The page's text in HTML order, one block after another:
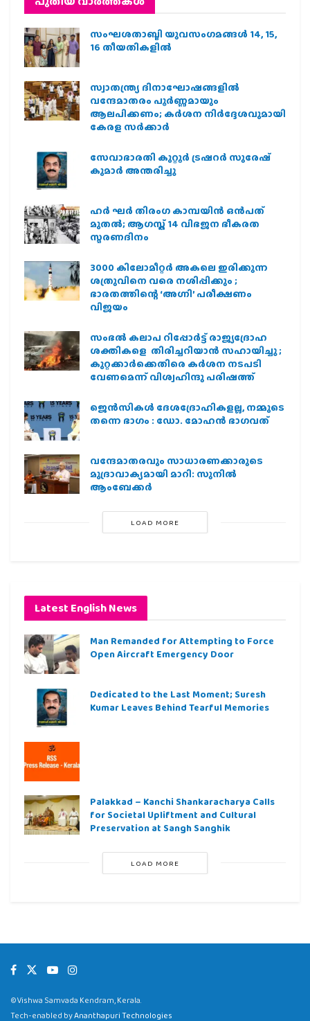
സംഘശതാബ്ദി യുവസംഗമങ്ങള്‍ 14, 15,
16 തീയതികളില്‍
സ്വാതന്ത്ര്യ ദിനാഘോഷങ്ങളിൽ
വന്ദേമാതരം പൂർണ്ണമായും
ആലപിക്കണം; കർശന നിർദ്ദേശവുമായി
കേരള സർക്കാർ
സേവാഭാരതി കുറ്റൂർ ട്രഷറർ സുരേഷ്
കുമാർ അന്തരിച്ചു
ഹര്‍ ഘര്‍ തിരംഗ കാമ്പയിന്‍ ഒന്‍പത്
മുതല്‍; ആഗസ്ത് 14 വിഭജന ഭീകരത
സ്മരണദിനം
3000 കിലോമീറ്റർ അകലെ ഇരിക്കുന്ന
ശത്രുവിനെ വരെ നശിപ്പിക്കും ;
ഭാരതത്തിന്റെ ‘അഗ്നി’ പരീക്ഷണം
വിജയം
സംഭൽ കലാപ റിപ്പോർട്ട് രാജ്യദ്രോഹ
ശക്തികളെ തിരിച്ചറിയാൻ സഹായിച്ചു ;
കുറ്റക്കാർക്കെതിരെ കർശന നടപടി
വേണമെന്ന് വിശ്വഹിന്ദു പരിഷത്ത്
ജെന്‍സികള്‍ ദേശദ്രോഹികളല്ല, നമ്മുടെ
തന്നെ ഭാഗം : ഡോ. മോഹന്‍ ഭാഗവത്
വന്ദേമാതരവും സാധാരണക്കാരുടെ
മുദ്രാവാക്യമായി മാറി: സുനിൽ
ആംബേക്കർ
LOAD MORE
Latest English News
Man Remanded for Attempting to Force
Open Aircraft Emergency Door
Dedicated to the Last Moment; Suresh
Kumar Leaves Behind Tearful Memories
Palakkad – Kanchi Shankaracharya Calls
for Societal Upliftment and Cultural
Preservation at Sangh Sanghik
LOAD MORE
©Vishwa Samvada Kendram, Kerala.
Tech-enabled byAnanthapuri Technologies